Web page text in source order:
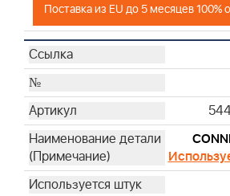
Поставка из EU до 5 месяцев 100%